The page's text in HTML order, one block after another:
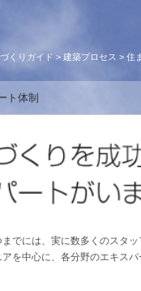
まいの性能）
例
とは
くりガイド > 建築プロセス > 住
ト体制
でには、実に数多くのスタッ
を中心に、各分野のエキス